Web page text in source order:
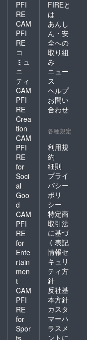
PFI
RE
CAM
PFI
RE
コ
ミュ
ニ
ティ
CAM
PFI
RE
Crea
tion
CAM
PFI
RE
for
Soci
al
Goo
d
CAM
PFI
RE
for
Ente
rtain
men
t
CAM
PFI
RE
for
Spor
ts
FIREと
は
あんし
ん・安
全への
取り組
み
ニュー
ス
ヘルプ
お問い
合わせ
各種規定
利用規
約
細則
プライ
バシー
ポリ
シー
特定商
取引法
に基づ
く表記
情報セ
キュリ
ティ方
針
反社基
本方針
カスタ
マーハ
ラスメ
ントに